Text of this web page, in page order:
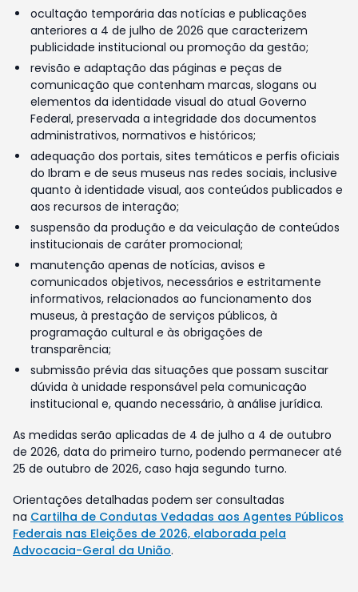
ocultação temporária das notícias e publicações
anteriores a 4 de julho de 2026 que caracterizem
publicidade institucional ou promoção da gestão;
revisão e adaptação das páginas e peças de
comunicação que contenham marcas, slogans ou
elementos da identidade visual do atual Governo
Federal, preservada a integridade dos documentos
administrativos, normativos e históricos;
adequação dos portais, sites temáticos e perfis oficiais
do Ibram e de seus museus nas redes sociais, inclusive
quanto à identidade visual, aos conteúdos publicados e
aos recursos de interação;
suspensão da produção e da veiculação de conteúdos
institucionais de caráter promocional;
manutenção apenas de notícias, avisos e
comunicados objetivos, necessários e estritamente
informativos, relacionados ao funcionamento dos
museus, à prestação de serviços públicos, à
programação cultural e às obrigações de
transparência;
submissão prévia das situações que possam suscitar
dúvida à unidade responsável pela comunicação
institucional e, quando necessário, à análise jurídica.
As medidas serão aplicadas de 4 de julho a 4 de outubro
de 2026, data do primeiro turno, podendo permanecer até
25 de outubro de 2026, caso haja segundo turno.
Orientações detalhadas podem ser consultadas
na Cartilha de Condutas Vedadas aos Agentes Públicos
Federais nas Eleições de 2026, elaborada pela
Advocacia-Geral da União.